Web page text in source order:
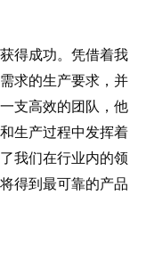
得成功。凭借着我
求的生产要求，并
支高效的团队，他
生产过程中发挥着
我们在行业内的领
得到最可靠的产品